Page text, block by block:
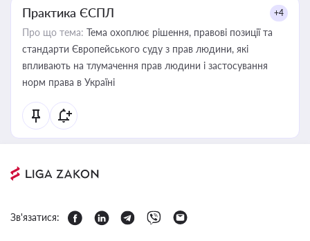
Практика ЄСПЛ +4
Про що тема: Тема охоплює рішення, правові позиції та
стандарти Європейського суду з прав людини, які
впливають на тлумачення прав людини і застосування
норм права в Україні
Зв'язатися: